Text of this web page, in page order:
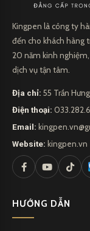
Kingpen là công ty
đến cho khách hàng
20 năm kinh
dịch vụ tận tâm.
Địa chỉ: 55 Trần
Điện thoại:
Email:
Website: kingpen.vn
HƯỚNG DẪN